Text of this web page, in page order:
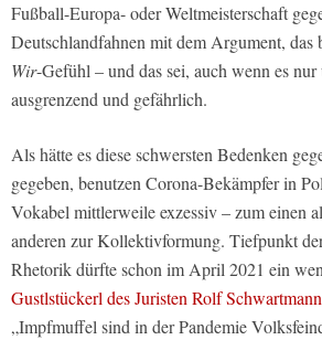
Fußball-Europa- oder Weltmeisterschaft
Deutschlandfahnen mit dem Argument, das
Wir-Gefühl – und das sei, auch wenn es
ausgrenzend und gefährlich.
Als hätte es diese schwersten Bedenken
gegeben, benutzen Corona-Bekämpfer in
Vokabel mittlerweile exzessiv – zum einen
anderen zur Kollektivformung. Tiefpunkt
Rhetorik dürfte schon im April 2021 ein
Gustlstückerl des Juristen Rolf Schwartmann
„Impfmuffel sind in der Pandemie